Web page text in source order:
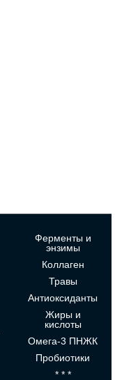
Ферменты и
энзимы
Коллаген
Травы
Антиоксиданты
Жиры и
кислоты
Омега-3 ПНЖК
Пробиотики
* * *